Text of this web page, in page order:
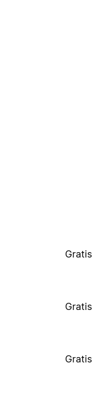
Gratis
Gratis
Gratis